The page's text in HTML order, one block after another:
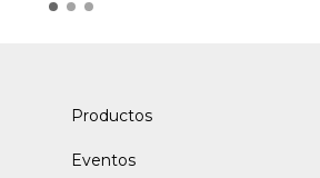
Productos
Eventos